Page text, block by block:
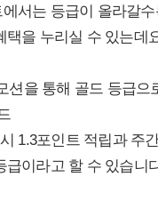
서는 등급이 올라갈
택을 누리실 수 있는데
션을 통해 골드 등급으
1.3포인트 적립과 주
급이라고 할 수 있습니